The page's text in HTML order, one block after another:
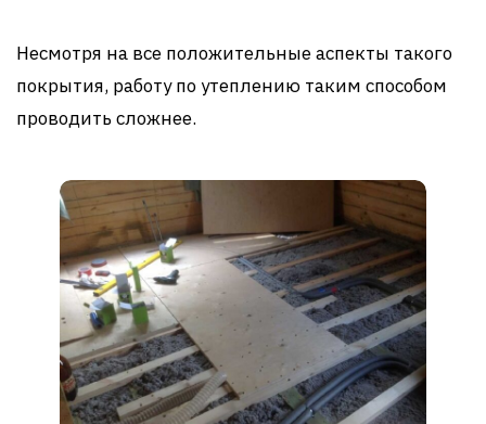
Несмотря на все положительные аспекты такого
покрытия, работу по утеплению таким способом
проводить сложнее.